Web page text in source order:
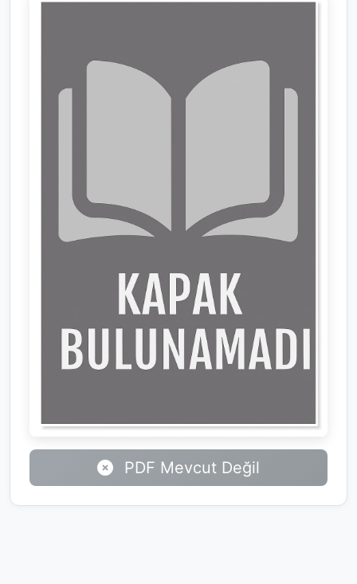
PDF Mevcut Değil